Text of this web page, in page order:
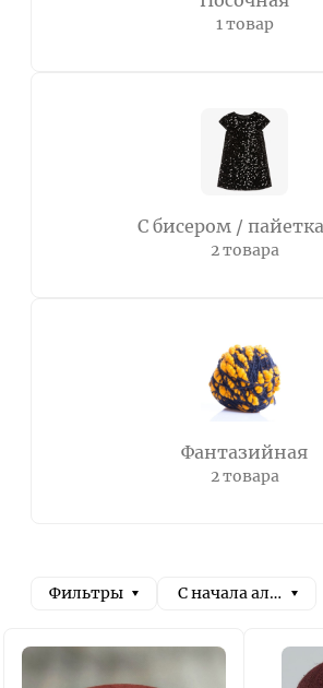
1 товар
С бисером /
2 товара
Фантазийная
2 товара
Фильтры С начала алфавита